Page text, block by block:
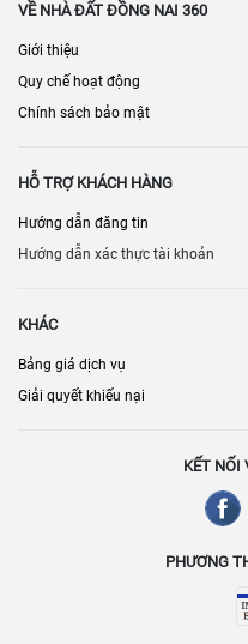
VỀ NHÀ ĐẤT ĐỒNG NAI 360
Giới thiệu
Quy chế hoạt động
Chính sách bảo mật
HỖ TRỢ KHÁCH HÀNG
Hướng dẫn đăng tin
Hướng dẫn xác thực tài khoản
KHÁC
Bảng giá dịch vụ
Giải quyết khiếu nại
KẾT NỐI
PHƯƠNG